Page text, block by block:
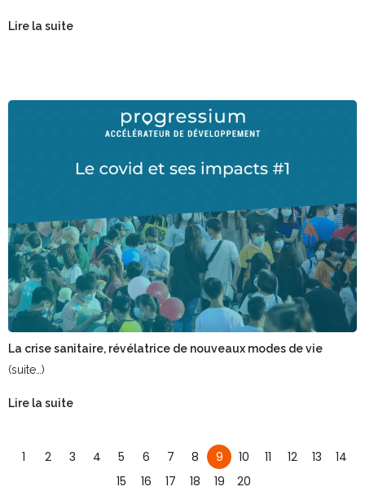
Lire la suite
La crise sanitaire, révélatrice de nouveaux modes de vie
(suite…)
Lire la suite
1 2 3 4 5 6 7 8 9 10 11 12 13
14
15
16 17 18 19 20